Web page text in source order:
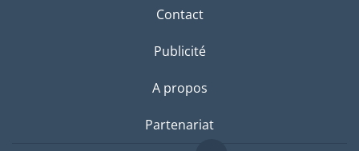
Contact
Publicité
A propos
Partenariat